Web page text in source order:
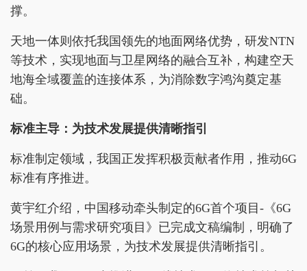
撑。
天地一体则依托我国领先的地面网络优势，研发NTN
等技术，实现地面与卫星网络的融合互补，构建空天
地海全域覆盖的连接体系，为消除数字鸿沟奠定基
础。
标准主导：为技术发展提供清晰指引
标准制定领域，我国正发挥积极贡献者作用，推动6G
标准有序推进。
黄宇红介绍，中国移动牵头制定的6G首个项目-《6G
场景用例与需求研究项目》已完成文稿编制，明确了
6G的核心应用场景，为技术发展提供清晰指引。